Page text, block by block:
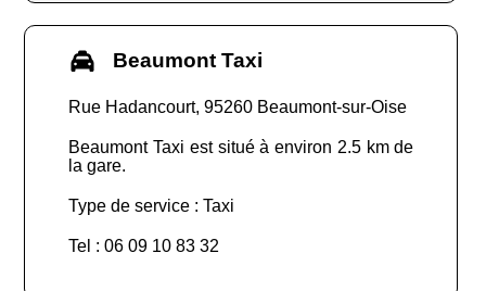
Beaumont Taxi
Rue Hadancourt, 95260 Beaumont-sur-Oise
Beaumont Taxi est situé à environ 2.5 km de
la gare.
Type de service : Taxi
Tel : 06 09 10 83 32